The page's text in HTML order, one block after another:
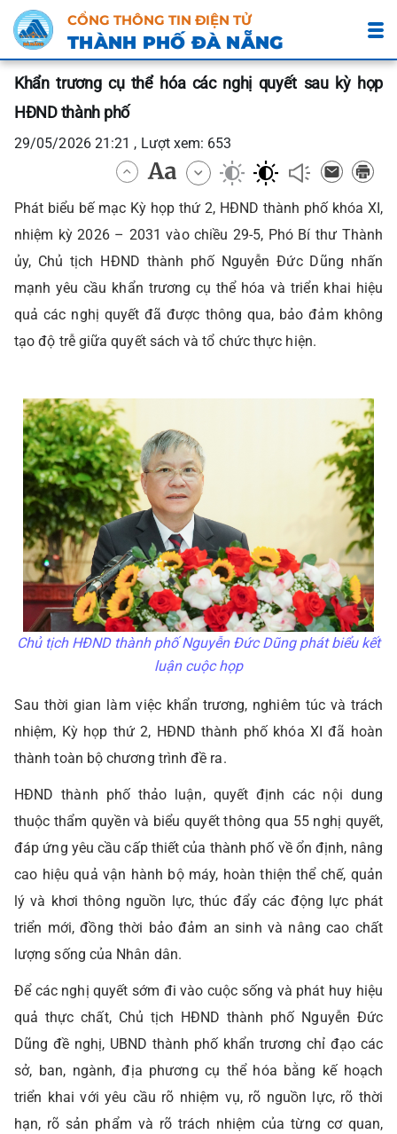
CỔNG THÔNG TIN ĐIỆN TỬ
THÀNH PHỐ ĐÀ NẴNG
Khẩn trương cụ thể hóa các nghị quyết sau kỳ họp
HĐND thành phố
29/05/2026 21:21 , Lượt xem: 653
Phát biểu bế mạc Kỳ họp thứ 2, HĐND thành phố khóa XI,
nhiệm kỳ 2026 – 2031 vào chiều 29-5, Phó Bí thư Thành
ủy, Chủ tịch HĐND thành phố Nguyễn Đức Dũng nhấn
mạnh yêu cầu khẩn trương cụ thể hóa và triển khai hiệu
quả các nghị quyết đã được thông qua, bảo đảm không
tạo độ trễ giữa quyết sách và tổ chức thực hiện.
Chủ tịch HĐND thành phố Nguyễn Đức Dũng phát biểu kết
luận cuộc họp
Sau thời gian làm việc khẩn trương, nghiêm túc và trách
nhiệm, Kỳ họp thứ 2, HĐND thành phố khóa XI đã hoàn
thành toàn bộ chương trình đề ra.
HĐND thành phố thảo luận, quyết định các nội dung
thuộc thẩm quyền và biểu quyết thông qua 55 nghị quyết,
đáp ứng yêu cầu cấp thiết của thành phố về ổn định, nâng
cao hiệu quả vận hành bộ máy, hoàn thiện thể chế, quản
lý và khơi thông nguồn lực, thúc đẩy các động lực phát
triển mới, đồng thời bảo đảm an sinh và nâng cao chất
lượng sống của Nhân dân.
Để các nghị quyết sớm đi vào cuộc sống và phát huy hiệu
quả thực chất, Chủ tịch HĐND thành phố Nguyễn Đức
Dũng đề nghị, UBND thành phố khẩn trương chỉ đạo các
sở, ban, ngành, địa phương cụ thể hóa bằng kế hoạch
triển khai với yêu cầu rõ nhiệm vụ, rõ nguồn lực, rõ thời
hạn, rõ sản phẩm và rõ trách nhiệm của từng cơ quan,